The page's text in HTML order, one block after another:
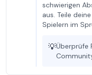
schwierigen
aus. Teile
Spielern im
💡Überprüfe